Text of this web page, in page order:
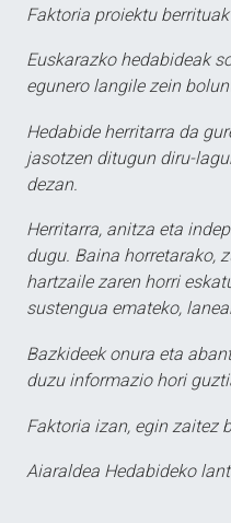
Faktoria proiektu
Euskarazko hedabideak
egunero langile zein
Hedabide herritarra da
jasotzen ditugun diru-
dezan.
Herritarra, anitza eta
dugu. Baina horretarako,
hartzaile zaren horri
sustengua emateko,
Bazkideek onura eta
duzu informazio hori
Faktoria izan, egin zaitez
Aiaraldea Hedabideko